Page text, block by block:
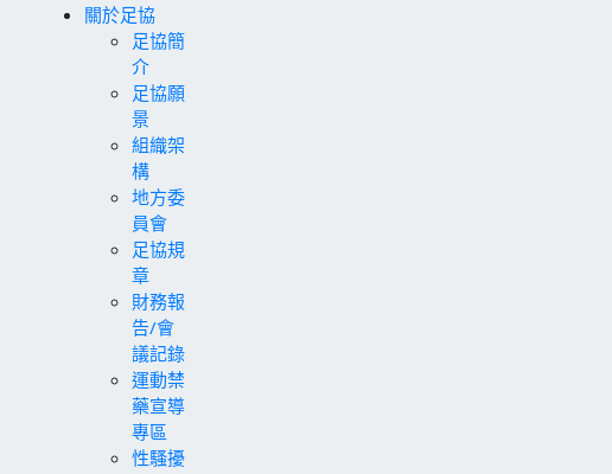
關於足協
足協簡
介
足協願
景
組織架
構
地方委
員會
足協規
章
財務報
告/會
議記錄
運動禁
藥宣導
專區
性騷擾